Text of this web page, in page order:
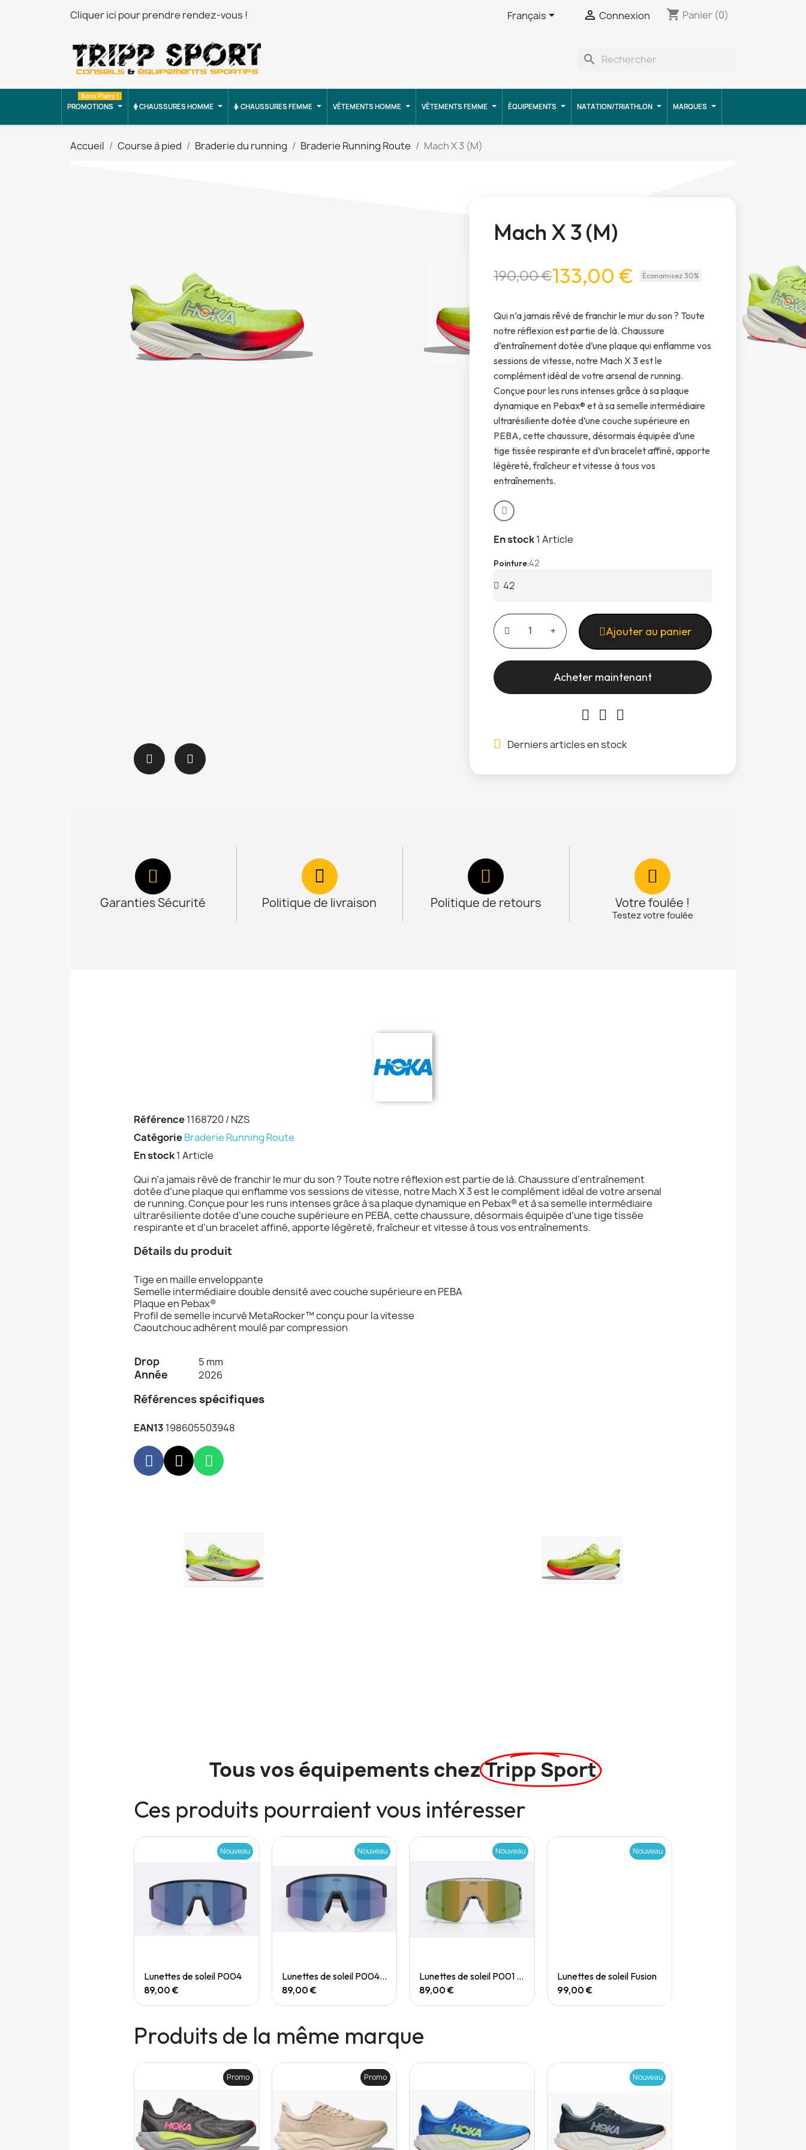
Cliquer ici pour prendre rendez-vous ! Français  Connexion shopping_cart Panier (0)
search
PROMOTIONS
Bons Plans !
CHAUSSURES HOMME CHAUSSURES FEMME VÊTEMENTS HOMME VÊTEMENTS FEMME ÉQUIPEMENTS NATATION/TRIATHLON MARQUES
Accueil Course à pied Braderie du running Braderie Running Route Mach X 3 (M)
Mach X 3 (M)
190,00 €133,00 € Économisez 30%
Qui n’a jamais rêvé de franchir le mur du son ? Toute
notre réflexion est partie de là. Chaussure
d’entraînement dotée d’une plaque qui enflamme vos
sessions de vitesse, notre Mach X 3 est le
complément idéal de votre arsenal de running.
Conçue pour les runs intenses grâce à sa plaque
dynamique en Pebax® et à sa semelle intermédiaire
ultrarésiliente dotée d’une couche supérieure en
PEBA, cette chaussure, désormais équipée d’une
tige tissée respirante et d’un bracelet affiné, apporte
légèreté, fraîcheur et vitesse à tous vos
entraînements.
En stock1 Article
Pointure42
Ajouter au panier
Acheter maintenant
Derniers articles en stock
Garanties Sécurité Politique de livraison Politique de retours Votre foulée !
Testez votre foulée
Référence1168720 / NZS
CatégorieBraderie Running Route
En stock1 Article
Qui n’a jamais rêvé de franchir le mur du son ? Toute notre réflexion est partie de là. Chaussure d’entraînement
dotée d’une plaque qui enflamme vos sessions de vitesse, notre Mach X 3 est le complément idéal de votre arsenal
de running. Conçue pour les runs intenses grâce à sa plaque dynamique en Pebax® et à sa semelle intermédiaire
ultrarésiliente dotée d’une couche supérieure en PEBA, cette chaussure, désormais équipée d’une tige tissée
respirante et d’un bracelet affiné, apporte légèreté, fraîcheur et vitesse à tous vos entraînements.
Détails du produit
Tige en maille enveloppante
Semelle intermédiaire double densité avec couche supérieure en PEBA
Plaque en Pebax®
Profil de semelle incurvé MetaRocker™ conçu pour la vitesse
Caoutchouc adhérent moulé par compression
Drop 5 mm
Année 2026
Références spécifiques
EAN13 198605503948
Tous vos équipements chezTripp Sport
Ces produits pourraient vous intéresser
Quick View
Nouveau
Lunettes de soleil P004
89,00 €
Quick View
Nouveau
Lunettes de soleil P004 Small
89,00 €
Quick View
Nouveau
Lunettes de soleil P001 Small
89,00 €
Quick View
Nouveau
Lunettes de soleil Fusion
99,00 €
Produits de la même marque
Promo Promo Nouveau